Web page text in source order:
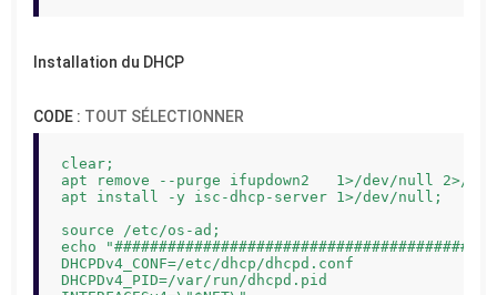
Installation du DHCP
CODE : TOUT SÉLECTIONNER
clear;
apt remove --purge ifupdown2   1>/dev/null 2>/
apt install -y isc-dhcp-server 1>/dev/null;
source /etc/os-ad;
echo "#########################################
DHCPDv4_CONF=/etc/dhcp/dhcpd.conf
DHCPDv4_PID=/var/run/dhcpd.pid